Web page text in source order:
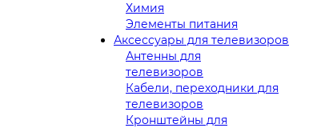
Химия
Элементы питания
Аксессуары для телевизоров
Антенны для
телевизоров
Кабели, переходники для
телевизоров
Кронштейны для